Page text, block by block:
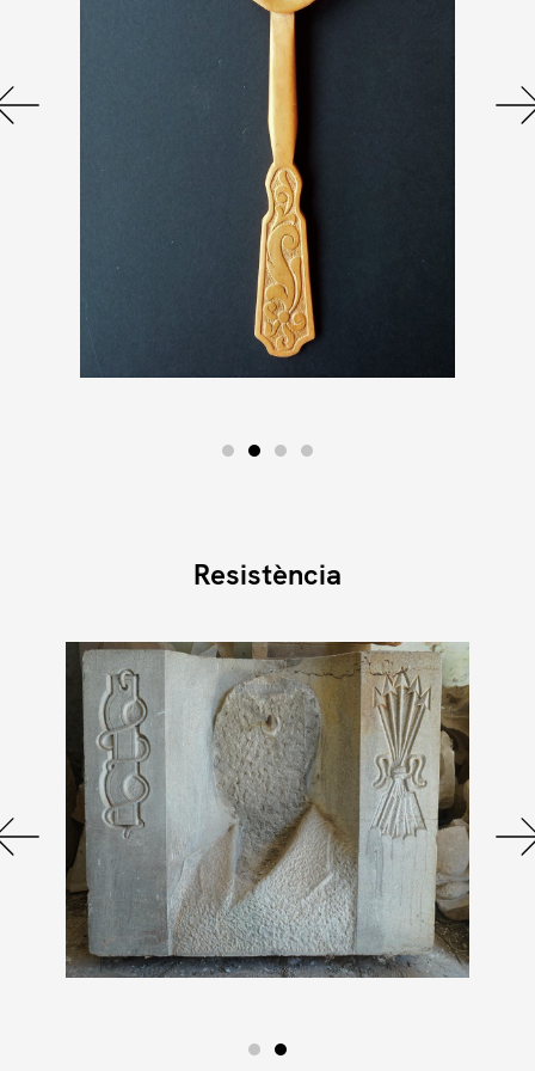
Com a exemples, les construccions
d’habitatges il·legals en el llit del riu o
l’escassetat de matriculacions de cotxes.
A més, com en qualsevol altre context
històric, la cultura material participa de la
resistència a les idees emanades des del
poder. Objectes i cartes creats pels presos en
les seues cel·les, l’ocultació de llibres
prohibits o la sintonització en les populars
ràdios de l’època de programes estrangers -
Resistència